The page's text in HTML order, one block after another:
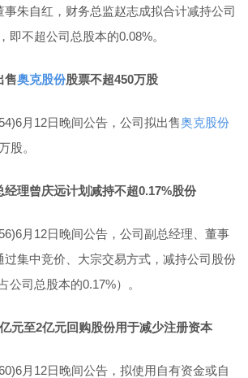
朱自红，财务总监赵志成拟合计减持公司
即不超公司总股本的0.08%。
售奥克股份股票不超450万股
月12日晚间公告，公司拟出售奥克股份
股。
经理曾庆远计划减持不超0.17%股份
月12日晚间公告，公司副总经理、董事
过集中竞价、大宗交易方式，减持公司股份
公司总股本的0.17%）。
元至2亿元回购股份用于减少注册资本
月12日晚间公告，拟使用自有资金或自